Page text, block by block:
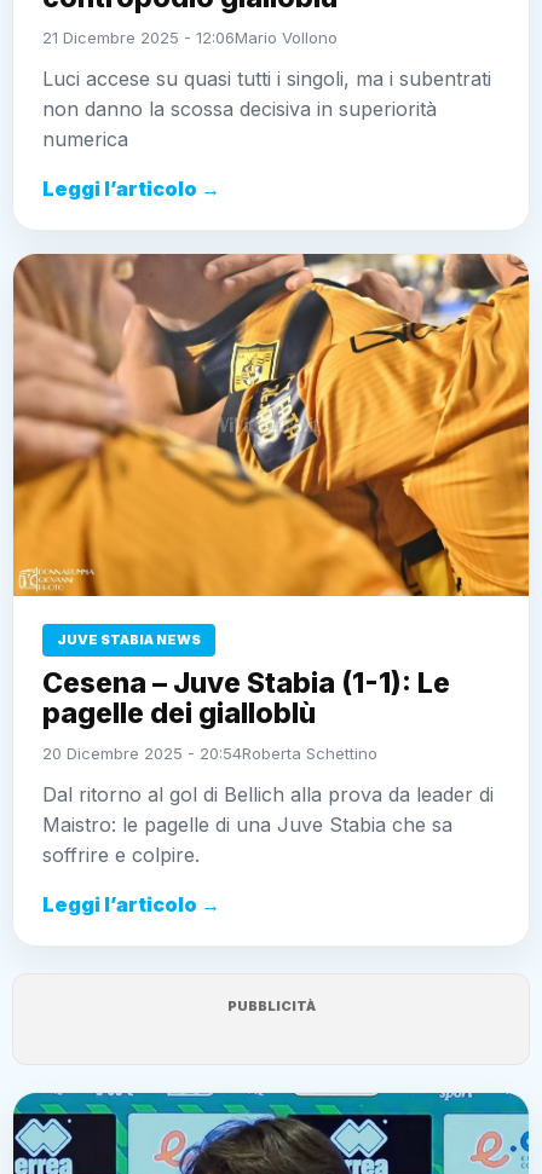
21 Dicembre 2025 - 12:06Mario Vollono
Luci accese su quasi tutti i singoli, ma i subentrati
non danno la scossa decisiva in superiorità
numerica
Leggi l’articolo →
JUVE STABIA NEWS
Cesena – Juve Stabia (1-1): Le
pagelle dei gialloblù
20 Dicembre 2025 - 20:54Roberta Schettino
Dal ritorno al gol di Bellich alla prova da leader di
Maistro: le pagelle di una Juve Stabia che sa
soffrire e colpire.
Leggi l’articolo →
PUBBLICITÀ